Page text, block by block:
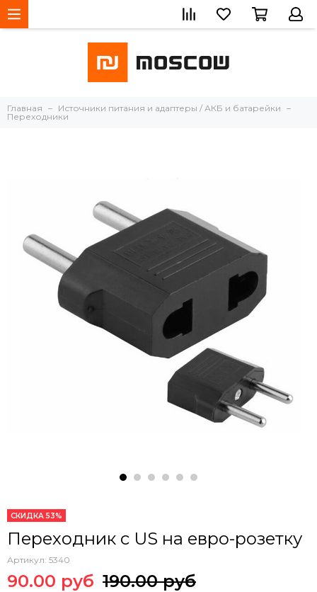
Главная
Источники питания и адаптеры / АКБ и батарейки
Переходники
СКИДКА 53%
Переходник c US на евро-розетку
Артикул: 5340
90.00 руб 190.00 руб